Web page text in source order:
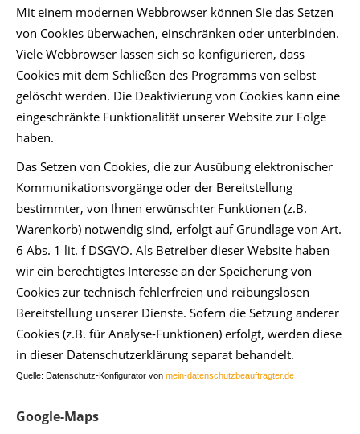
Mit einem modernen Webbrowser können Sie das Setzen
von Cookies überwachen, einschränken oder unterbinden.
Viele Webbrowser lassen sich so konfigurieren, dass
Cookies mit dem Schließen des Programms von selbst
gelöscht werden. Die Deaktivierung von Cookies kann eine
eingeschränkte Funktionalität unserer Website zur Folge
haben.
Das Setzen von Cookies, die zur Ausübung elektronischer
Kommunikationsvorgänge oder der Bereitstellung
bestimmter, von Ihnen erwünschter Funktionen (z.B.
Warenkorb) notwendig sind, erfolgt auf Grundlage von Art.
6 Abs. 1 lit. f DSGVO. Als Betreiber dieser Website haben
wir ein berechtigtes Interesse an der Speicherung von
Cookies zur technisch fehlerfreien und reibungslosen
Bereitstellung unserer Dienste. Sofern die Setzung anderer
Cookies (z.B. für Analyse-Funktionen) erfolgt, werden diese
in dieser Datenschutzerklärung separat behandelt.
Quelle: Datenschutz-Konfigurator von mein-datenschutzbeauftragter.de
Google-Maps